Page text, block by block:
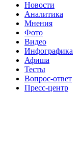
Новости
Аналитика
Мнения
Фото
Видео
Инфографика
Афиша
Тесты
Вопрос-ответ
Пресс-центр